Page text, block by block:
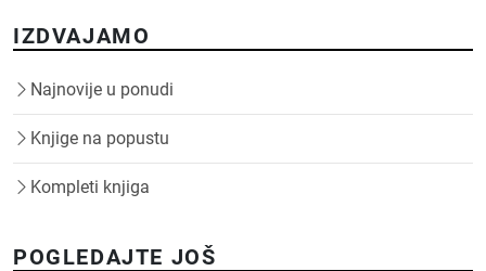
IZDVAJAMO
Najnovije u ponudi
Knjige na popustu
Kompleti knjiga
POGLEDAJTE JOŠ